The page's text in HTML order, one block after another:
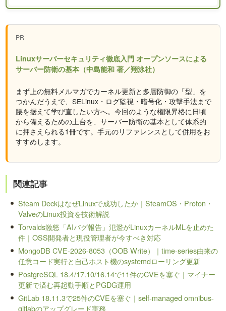
PR
Linuxサーバーセキュリティ徹底入門 オープンソースによる
サーバー防衛の基本（中島能和 著／翔泳社）
まず上の無料メルマガでカーネル更新と多層防御の「型」を
つかんだうえで、SELinux・ログ監視・暗号化・攻撃手法まで
腰を据えて学び直したい方へ。今回のような権限昇格に日頃
から備えるための土台を、サーバー防衛の基本として体系的
に押さえられる1冊です。手元のリファレンスとして併用をお
すすめします。
関連記事
Steam DeckはなぜLinuxで成功したか｜SteamOS・Proton・
ValveのLinux投資を技術解説
Torvalds激怒「AIバグ報告」氾濫がLinuxカーネルMLを止めた
件｜OSS開発者と現役管理者が今すべき対応
MongoDB CVE-2026-8053（OOB Write）｜time-series由来の
任意コード実行と自己ホスト機のsystemdローリング更新
PostgreSQL 18.4/17.10/16.14で11件のCVEを塞ぐ｜マイナー
更新で済む再起動手順とPGDG運用
GitLab 18.11.3で25件のCVEを塞ぐ｜self-managed omnibus-
gitlabのアップグレード実務